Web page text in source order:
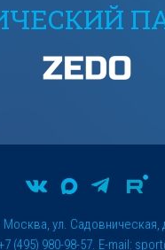
Москва, ул. Садовническая,
(495) 980-98-57. E-mail: